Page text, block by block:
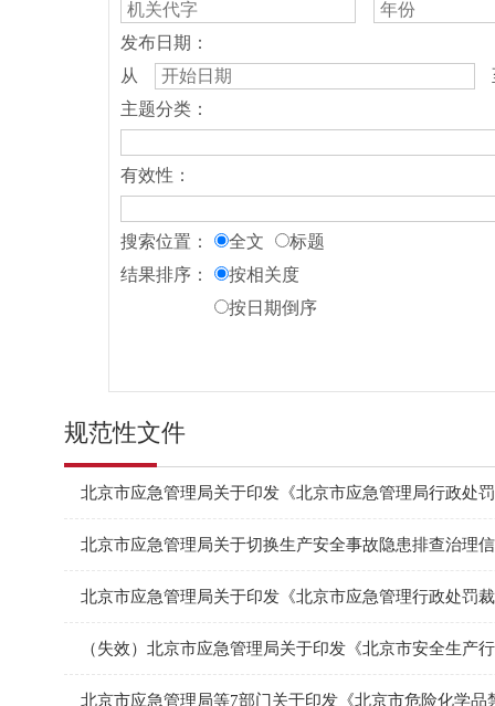
发布日期：
从
主题分类：
有效性：
搜索位置： 全文
标题
结果排序：
按相关度
按日期倒序
规范性文件
北京市应急管理局关于印发《北京市应急管理局行政处
北京市应急管理局关于切换生产安全事故隐患排查治理
北京市应急管理局关于印发《北京市应急管理行政处罚
（失效）北京市应急管理局关于印发《北京市安全生产